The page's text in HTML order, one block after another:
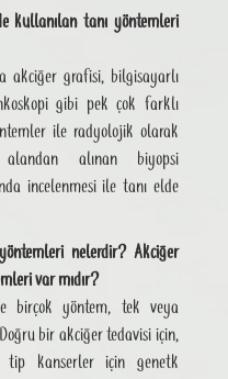
kullanılan tanı yöntemleri
akciğer grafisi, bilgisayarlı
gibi pek çok farklı
ile radyolojik olarak
alandan alınan biyopsi
incelenmesi ile tanı elde
nelerdir? Akciğer
var mıdır?
birçok yöntem, tek veya
bir akciğer tedavisi için,
tip kanserler için genetk